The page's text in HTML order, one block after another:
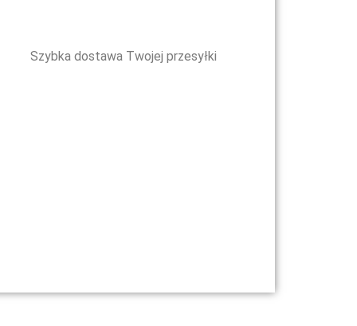
Szybka dostawa Twojej przesyłki